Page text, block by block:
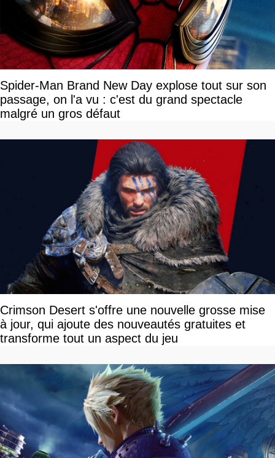
Spider-Man Brand New Day explose tout sur son
passage, on l'a vu : c'est du grand spectacle
malgré un gros défaut
Crimson Desert s'offre une nouvelle grosse mise
à jour, qui ajoute des nouveautés gratuites et
transforme tout un aspect du jeu